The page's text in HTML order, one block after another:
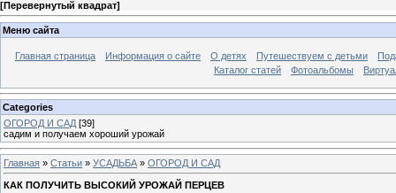
[Перевернутый квадрат]
Меню сайта
Главная страница Информация о сайте О детях Путешествуем с детьми
Каталог статей
Фотоальбомы
Categories
ОГОРОД И САД [39]
садим и получаем хороший урожай
Главная » Статьи » УСАДЬБА » ОГОРОД И САД
КАК ПОЛУЧИТЬ ВЫСОКИЙ УРОЖАЙ ПЕРЦЕВ